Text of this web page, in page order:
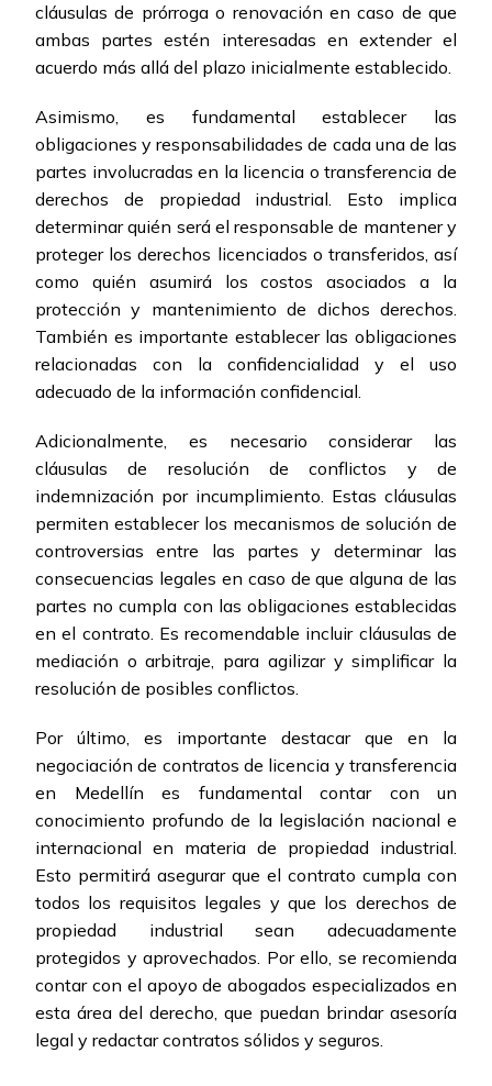
cláusulas de prórroga o renovación en caso de que
ambas partes estén interesadas en extender el
acuerdo más allá del plazo inicialmente establecido.
Asimismo, es fundamental establecer las
obligaciones y responsabilidades de cada una de las
partes involucradas en la licencia o transferencia de
derechos de propiedad industrial. Esto implica
determinar quién será el responsable de mantener y
proteger los derechos licenciados o transferidos, así
como quién asumirá los costos asociados a la
protección y mantenimiento de dichos derechos.
También es importante establecer las obligaciones
relacionadas con la confidencialidad y el uso
adecuado de la información confidencial.
Adicionalmente, es necesario considerar las
cláusulas de resolución de conflictos y de
indemnización por incumplimiento. Estas cláusulas
permiten establecer los mecanismos de solución de
controversias entre las partes y determinar las
consecuencias legales en caso de que alguna de las
partes no cumpla con las obligaciones establecidas
en el contrato. Es recomendable incluir cláusulas de
mediación o arbitraje, para agilizar y simplificar la
resolución de posibles conflictos.
Por último, es importante destacar que en la
negociación de contratos de licencia y transferencia
en Medellín es fundamental contar con un
conocimiento profundo de la legislación nacional e
internacional en materia de propiedad industrial.
Esto permitirá asegurar que el contrato cumpla con
todos los requisitos legales y que los derechos de
propiedad industrial sean adecuadamente
protegidos y aprovechados. Por ello, se recomienda
contar con el apoyo de abogados especializados en
esta área del derecho, que puedan brindar asesoría
legal y redactar contratos sólidos y seguros.